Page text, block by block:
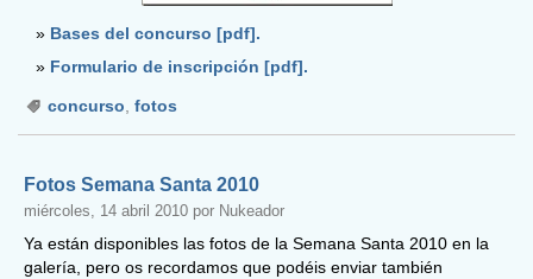
Bases del concurso [pdf].
Formulario de inscripción [pdf].
concurso, fotos
Fotos Semana Santa 2010
miércoles, 14 abril 2010 por Nukeador
Ya están disponibles las fotos de la Semana Santa 2010 en la
galería, pero os recordamos que podéis enviar también